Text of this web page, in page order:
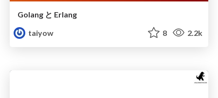
Golang と Erlang
taiyow
8 2.2k